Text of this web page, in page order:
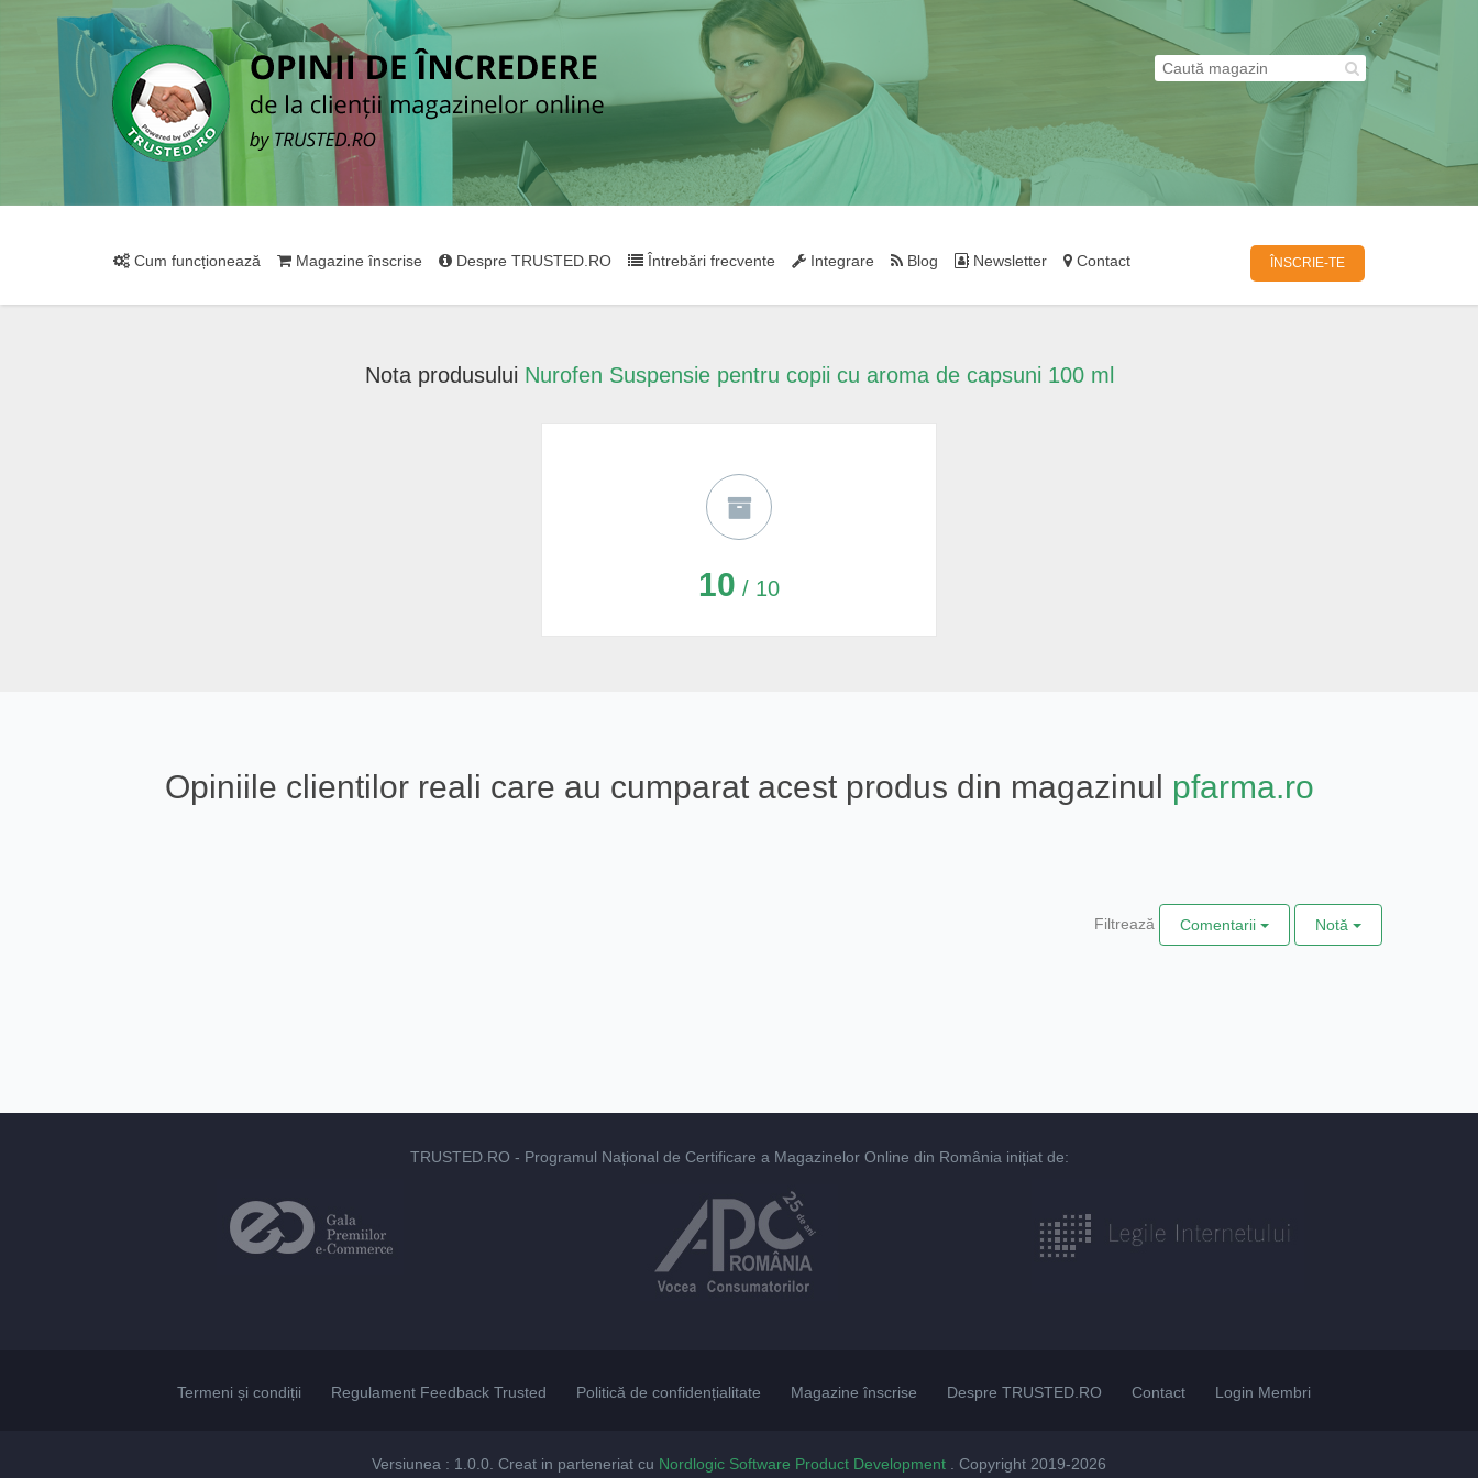
Cum funcționează Magazine înscrise Despre TRUSTED.RO Întrebări frecvente Integrare Blog Newsletter Contact ÎNSCRIE-TE
Nota produsului Nurofen Suspensie pentru copii cu aroma de capsuni 100 ml
10 / 10
Opiniile clientilor reali care au cumparat acest produs din magazinul pfarma.ro
Filtrează Comentarii Notă
TRUSTED.RO - Programul Național de Certificare a Magazinelor Online din România inițiat de:
Termeni și condiții Regulament Feedback Trusted Politică de confidențialitate Magazine înscrise Despre TRUSTED.RO Contact Login Membri
Versiunea : 1.0.0. Creat in parteneriat cu Nordlogic Software Product Development . Copyright 2019-2026